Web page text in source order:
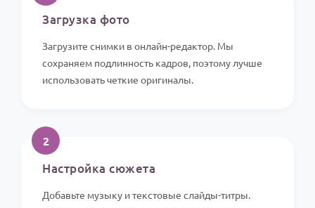
Загрузка фото
Загрузите снимки в онлайн-редактор. Мы
сохраняем подлинность кадров, поэтому лучше
использовать четкие оригиналы.
2
Настройка сюжета
Добавьте музыку и текстовые слайды-титры.